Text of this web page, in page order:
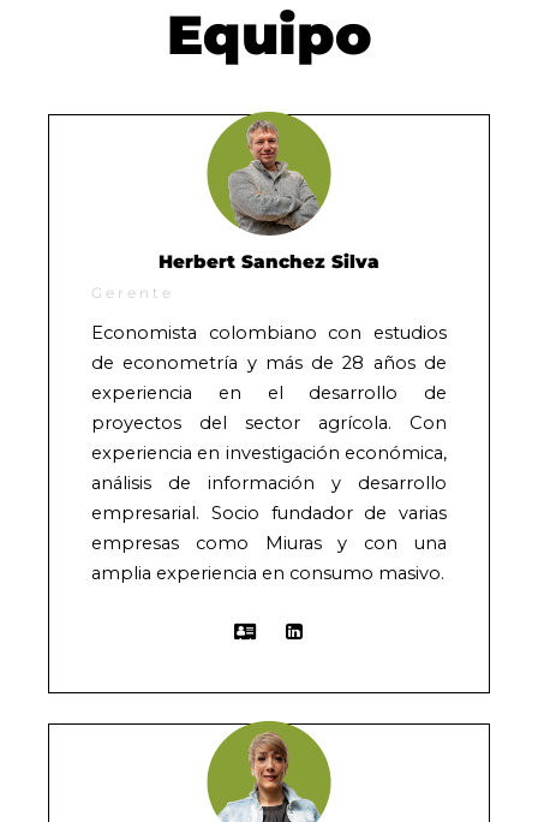
Equipo
Herbert Sanchez Silva
Gerente
Economista colombiano con estudios
de econometría y más de 28 años de
experiencia en el desarrollo de
proyectos del sector agrícola. Con
experiencia en investigación económica,
análisis de información y desarrollo
empresarial. Socio fundador de varias
empresas como Miuras y con una
amplia experiencia en consumo masivo.